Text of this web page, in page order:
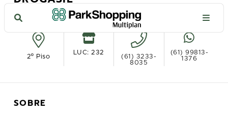
Ver no mapa
2º Piso
LUC: 232
(61) 3233-
8035
(61) 99813-
1376
SOBRE